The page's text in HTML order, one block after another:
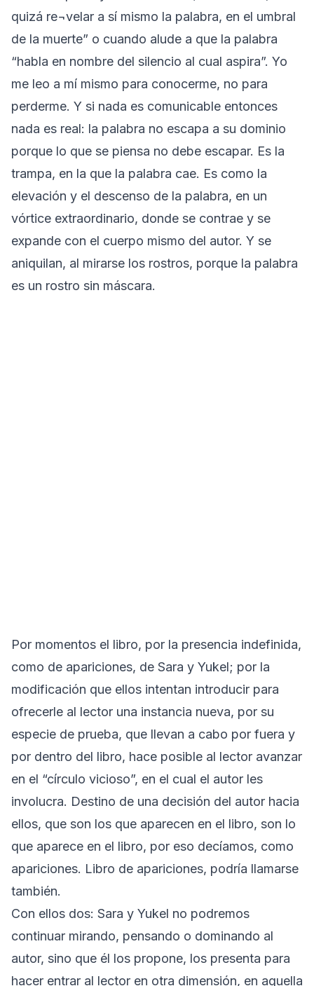
quizá re¬velar a sí mismo la palabra, en el umbral
de la muerte” o cuando alude a que la palabra
“habla en nombre del silencio al cual aspira”. Yo
me leo a mí mismo para conocerme, no para
perderme. Y si nada es comunicable entonces
nada es real: la palabra no escapa a su dominio
porque lo que se piensa no debe escapar. Es la
trampa, en la que la palabra cae. Es como la
elevación y el descenso de la palabra, en un
vórtice extraordinario, donde se contrae y se
expande con el cuerpo mismo del autor. Y se
aniquilan, al mirarse los rostros, porque la palabra
es un rostro sin máscara.
Por momentos el libro, por la presencia indefinida,
como de apariciones, de Sara y Yukel; por la
modificación que ellos intentan introducir para
ofrecerle al lector una instancia nueva, por su
especie de prueba, que llevan a cabo por fuera y
por dentro del libro, hace posible al lector avanzar
en el “círculo vicioso”, en el cual el autor les
involucra. Destino de una decisión del autor hacia
ellos, que son los que aparecen en el libro, son lo
que aparece en el libro, por eso decíamos, como
apariciones. Libro de apariciones, podría llamarse
también.
Con ellos dos: Sara y Yukel no podremos
continuar mirando, pensando o dominando al
autor, sino que él los propone, los presenta para
hacer entrar al lector en otra dimensión, en aquella